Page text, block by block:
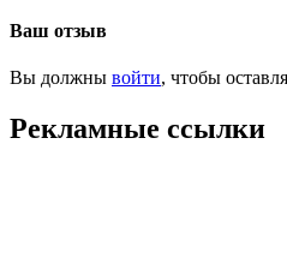
Ваш отзыв
Вы должны войти, чтобы
Рекламные ссылки